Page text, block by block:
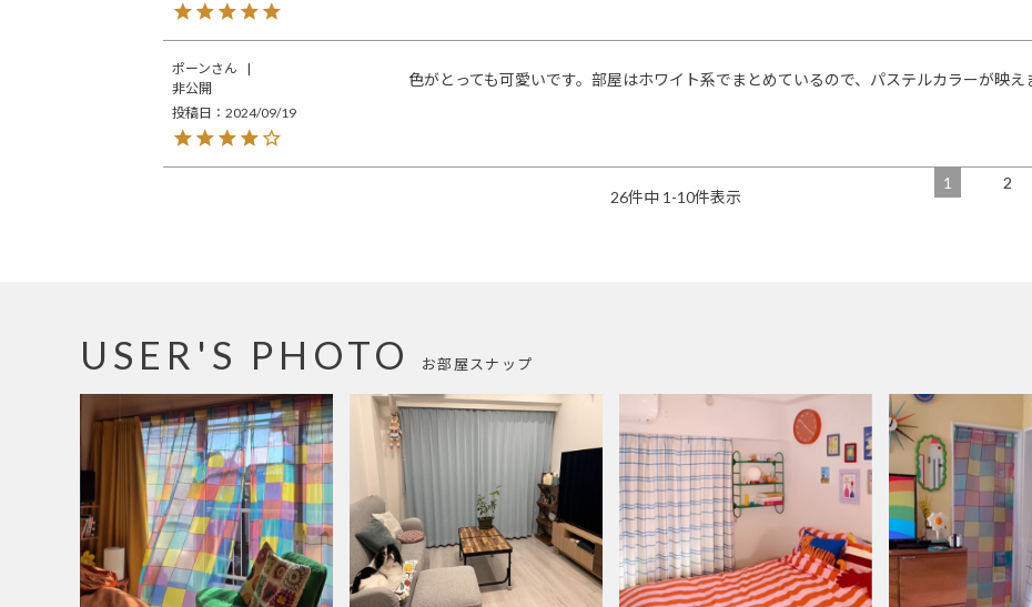
ポーン
非公開
投稿日
2024/09/19
色がとっても可愛いです。部屋はホワイト系でまとめているので、パステルカラーが映え
26件中 1 -10件表示
1 2
お部屋スナップ
USER'S PHOTO